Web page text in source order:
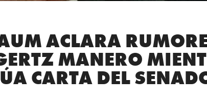
ACLARA
MANERO
CARTA DEL